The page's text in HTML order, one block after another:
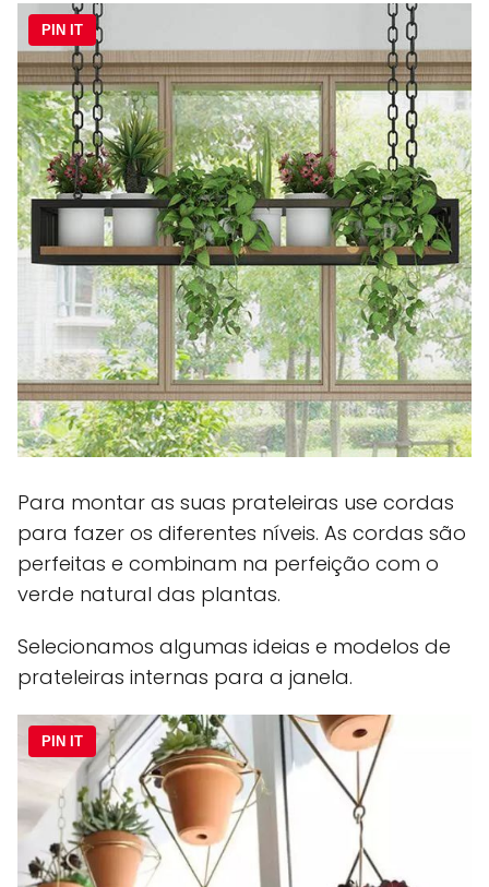
PIN IT
Para montar as suas prateleiras use cordas
para fazer os diferentes níveis. As cordas são
perfeitas e combinam na perfeição com o
verde natural das plantas.
Selecionamos algumas ideias e modelos de
prateleiras internas para a janela.
PIN IT